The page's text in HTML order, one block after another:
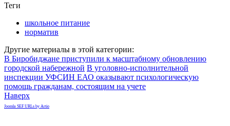
Теги
школьное питание
норматив
Другие материалы в этой категории:
В Биробиджане приступили к масштабному обновлению
городской набережной В уголовно-исполнительной
инспекции УФСИН ЕАО оказывают психологическую
помощь гражданам, состоящим на учете
Наверх
Joomla SEF URLs by Artio